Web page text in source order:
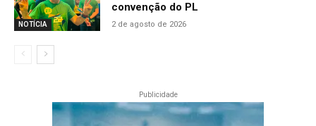
NOTÍCIA
convenção do PL
2 de agosto de 2026
Publicidade